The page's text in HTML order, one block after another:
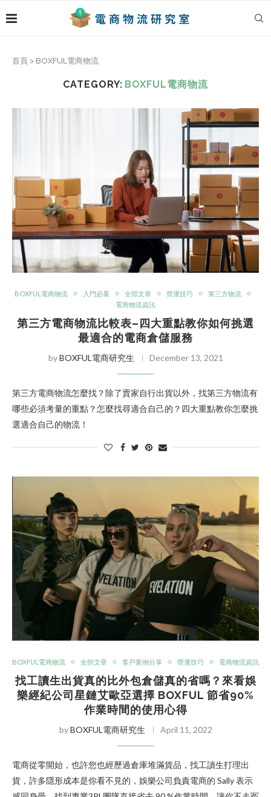
首頁 > BOXFUL電商物流
CATEGORY: BOXFUL電商物流
BOXFUL電商物流 入門必看 全部文章 營運技巧
第三方物流
電商物流資訊
第三方電商物流比較表–四大重點教你如何挑選
最適合的電商倉儲服務
byBOXFUL電商研究生 December 13, 2021
第三方電商物流怎麼找？除了賣家自行出貨以外，找第三方物流有
哪些必須考量的重點？怎麼找尋適合自己的？四大重點教你怎麼挑
選適合自己的物流！
BOXFUL電商物流 全部文章 客戶案例分享 營運技巧 電商物流資訊
找工讀生出貨真的比外包倉儲真的省嗎？來看娛
樂經紀公司星鏈艾歐亞選擇 BOXFUL 節省90%
作業時間的使用心得
byBOXFUL電商研究生 April 11, 2022
電商從零開始，也許您也經歷過倉庫堆滿貨品，找工讀生打理出
貨，許多隱形成本是你看不見的，娛樂公司負責電商的 Sally 表示